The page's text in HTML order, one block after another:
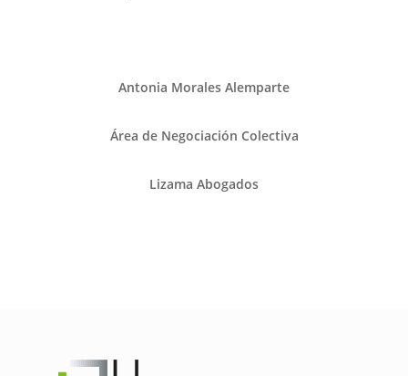
Antonia Morales Alemparte
Área de Negociación Colectiva
Lizama Abogados